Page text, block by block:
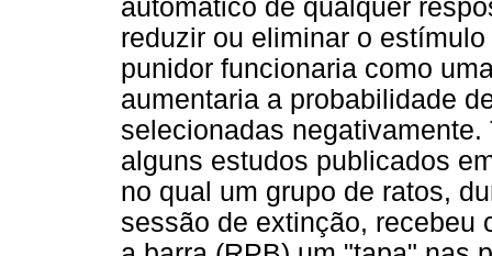
automático de qualquer
reduzir ou eliminar o
punidor funcionaria como
aumentaria a probabilidade
selecionadas
alguns estudos publicados
no qual um grupo de ratos,
sessão de extinção, recebeu